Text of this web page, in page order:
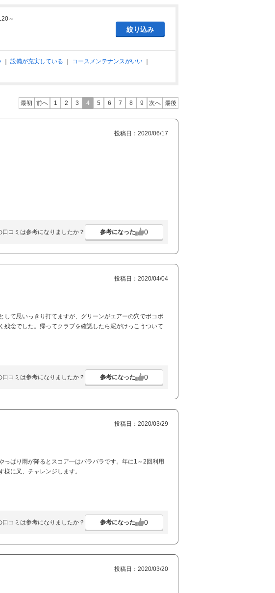
～
設備が充実している コースメンテナンスがいい
最初 前へ 1 2 3 4 5 6 7 8 9 次へ 最後
投稿日：2020/06/17
口コミは参考になりましたか？ 参考になった 0
投稿日：2020/04/04
して思いっきり打てますが、グリーンがエアーの穴でボコボ
残念でした。帰ってクラブを確認したら泥がけっこうついて
口コミは参考になりましたか？ 参考になった 0
投稿日：2020/03/29
っぱり雨が降るとスコア―はバラバラです。年に1～2回利用
に又、チャレンジします。
口コミは参考になりましたか？ 参考になった 0
投稿日：2020/03/20